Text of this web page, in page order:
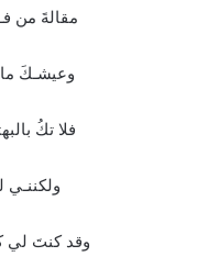
مقالةَ من
وعيشـكَ
فلا تكُ
ولكننـي
وقد كنتَ لي